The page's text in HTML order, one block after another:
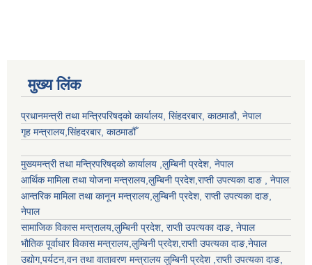
मुख्य लिंक
प्रधानमन्त्री तथा मन्त्रिपरिषद्को कार्यालय, सिंहदरबार, काठमाडौ, नेपाल
गृह मन्त्रालय,सिंहदरबार, काठमाडौँ
मुख्यमन्त्री तथा मन्त्रिपरिषद्को कार्यालय ,लुम्बिनी प्रदेश, नेपाल
आर्थिक मामिला तथा योजना मन्त्रालय,लुम्बिनी प्रदेश,राप्ती उपत्यका दाङ , नेपाल
आन्तरिक मामिला तथा कानून मन्त्रालय,लुम्बिनी प्रदेश, राप्ती उपत्यका दाङ,
नेपाल
सामाजिक विकास मन्त्रालय,लुम्बिनी प्रदेश, राप्ती उपत्यका दाङ, नेपाल
भौतिक पूर्वाधार विकास मन्त्रालय,लुम्बिनी प्रदेश,राप्ती उपत्यका दाङ,नेपाल
उद्याेग,पर्यटन,वन तथा वातावरण मन्त्रालय लुम्बिनी प्रदेश ,राप्ती उपत्यका दाङ,